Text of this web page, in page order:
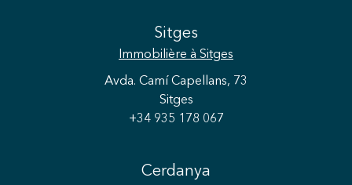
Sitges
Immobilière à Sitges
Avda. Camí Capellans, 73
Sitges
+34 935 178 067
Cerdanya